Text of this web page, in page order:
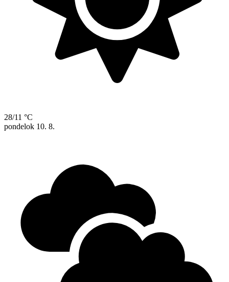
28/11 °C
pondelok 10. 8.